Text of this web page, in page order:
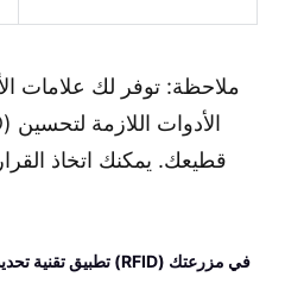
ملاحظة: توفر لك علامات
قطيعك. يمكنك اتخاذ
تطبيق تقنية تحديد الهوية اللاسلكية بموجات الراديو (RFID) في مزرعتك